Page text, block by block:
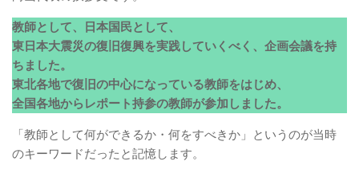
教師として、日本国民として、
東日本大震災の復旧復興を実践していくべく、企画会議を持
ちました。
東北各地で復旧の中心になっている教師をはじめ、
全国各地からレポート持参の教師が参加しました。
「教師として何ができるか・何をすべきか」というのが当時
のキーワードだったと記憶します。